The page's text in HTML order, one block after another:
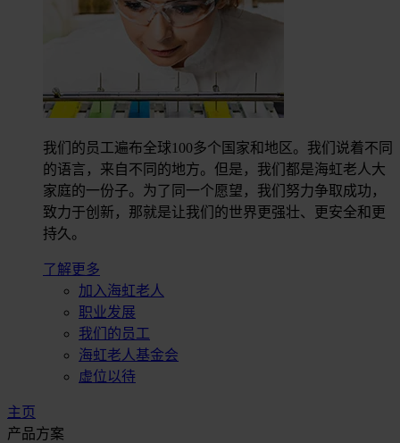
我们的员工遍布全球100多个国家和地区。我们说着不同
的语言，来自不同的地方。但是，我们都是海虹老人大
家庭的一份子。为了同一个愿望，我们努力争取成功，
致力于创新，那就是让我们的世界更强壮、更安全和更
持久。
了解更多
加入海虹老人
职业发展
我们的员工
海虹老人基金会
虚位以待
主页
产品方案